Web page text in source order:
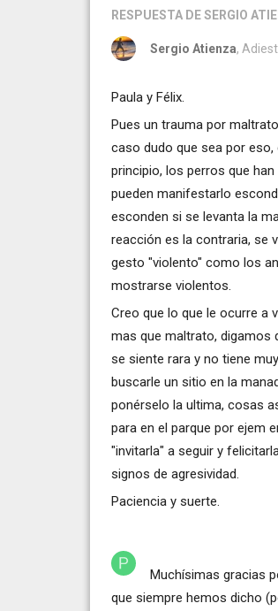
RESPUESTA DE SERGIO
Sergio Atienza,
Paula y Félix.
Pues un trauma por
caso dudo que sea por
principio, los perros que
pueden manifestarlo
esconden si se levanta la
reacción es la contraria, se
gesto "violento" como los
mostrarse violentos.
Creo que lo que le ocurre a
mas que maltrato, digamos
se siente rara y no tiene
buscarle un sitio en la
ponérselo la ultima, cosas
para en el parque por ejem
"invitarla" a seguir y
signos de agresividad.
Paciencia y suerte.
Muchísimas gracias
que siempre hemos dicho